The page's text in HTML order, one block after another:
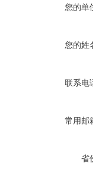
您的单
您的姓
联系电
常用邮
省